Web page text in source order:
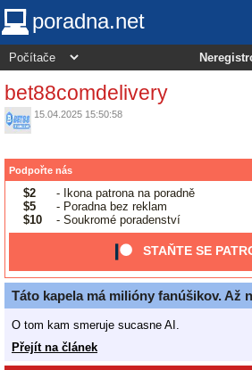
poradna.net
bet88comdelivery
15.04.2025 15:50:58
Podpořte nás
$2
- Ikona patrona na poradně
$5
- Poradna bez reklam
$10
- Soukromé poradenství
STAŇTE SE
Táto kapela má milióny fanúšikov. Až
O tom kam smeruje sucasne AI.
Přejít na článek